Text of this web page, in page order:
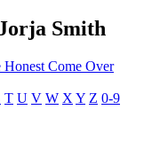
Smith
Honest Come Over
T U V W X Y Z 0-9